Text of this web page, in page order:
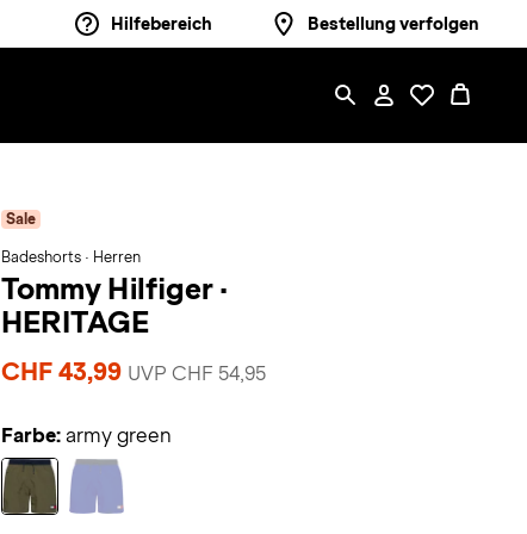
Hilfebereich Bestellung verfolgen
Sale
Badeshorts · Herren
Tommy Hilfiger ·
HERITAGE
CHF 43,99 UVP CHF 54,95
Farbe: army green